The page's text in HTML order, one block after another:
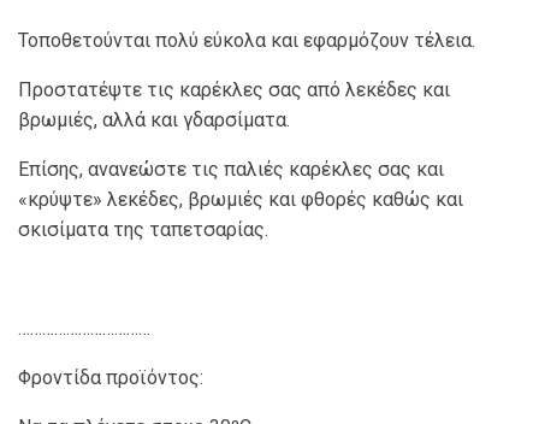
Τοποθετούνται πολύ εύκολα και εφαρμόζουν τέλεια.
Προστατέψτε τις καρέκλες σας από λεκέδες και
βρωμιές, αλλά και γδαρσίματα.
Επίσης, ανανεώστε τις παλιές καρέκλες σας και
«κρύψτε» λεκέδες, βρωμιές και φθορές καθώς και
σκισίματα της ταπετσαρίας.
……………………………
Φροντίδα προϊόντος: